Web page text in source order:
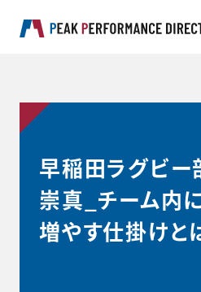
早稲田ラグビー
崇真_チーム内
増やす仕掛けと